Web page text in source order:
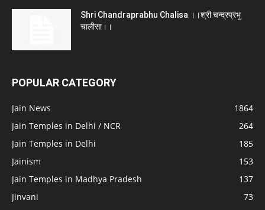
Shri Chandraprabhu Chalisa ।।श्री चन्द्रप्रभु
चालीसा।।
POPULAR CATEGORY
Jain News
1864
Jain Temples in Delhi / NCR
264
Jain Temples in Delhi
185
Jainism
153
Jain Temples in Madhya Pradesh
137
Jinvani
73